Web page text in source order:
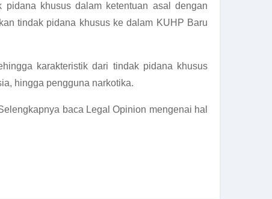
khusus dalam ketentuan asal dengan
tindak pidana khusus ke dalam KUHP Baru
karakteristik dari tindak pidana khusus
hingga pengguna narkotika.
baca Legal Opinion mengenai hal